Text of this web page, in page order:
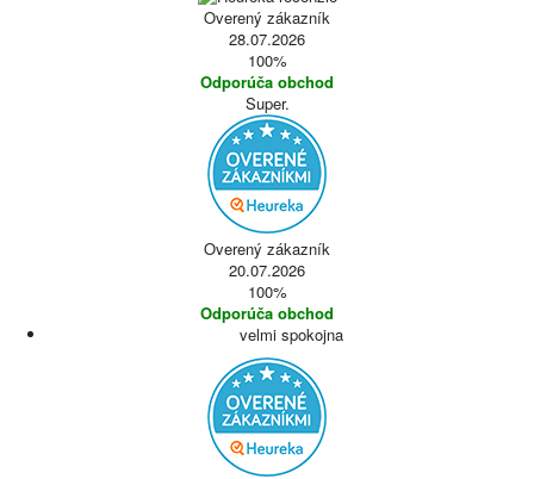
Overený zákazník
28.07.2026
100%
Odporúča obchod
Super.
Overený zákazník
20.07.2026
100%
Odporúča obchod
velmi spokojna